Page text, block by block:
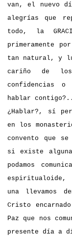
van, el nuevo
alegrías que
todo, la
primeramente
tan natural, y
cariño de los
confidencias o
hablar
¿Hablar?, sí
en los
convento que
si existe
podamos
espiritualoide,
una llevamos
Cristo
Paz que nos
presente día a